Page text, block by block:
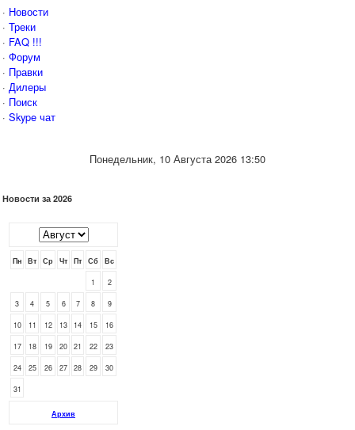
· Новости
· Треки
· FAQ !!!
· Форум
· Правки
· Дилеры
· Поиск
· Skype чат
Понедельник, 10 Августа 2026 13:50
Новости за 2026
Пн Вт Ср Чт Пт Сб Вс
1 2
3 4 5 6 7 8 9
10 11 12 13 14 15 16
17 18 19 20 21 22 23
24 25 26 27 28 29 30
31
Архив